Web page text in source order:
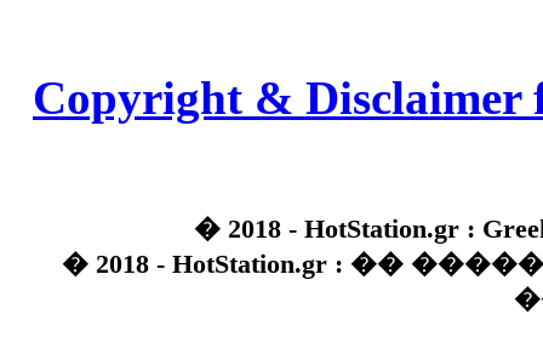
Copyright & Disclaimer
� 2018 - HotStation.gr :
� 2018 - HotStation.gr : ��